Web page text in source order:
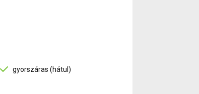
gyorszáras (hátul)